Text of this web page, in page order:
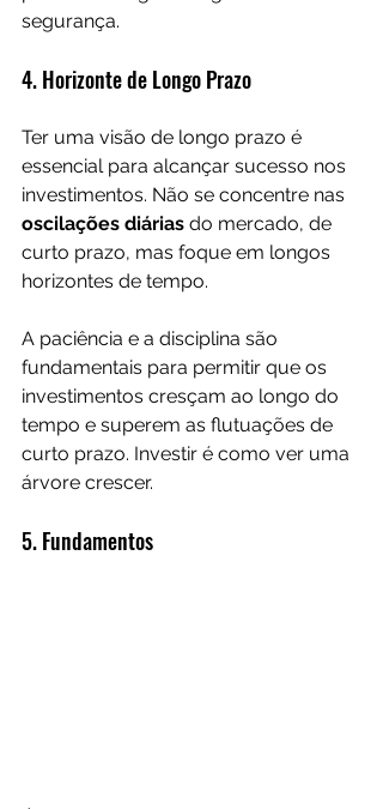
segurança.
4. Horizonte de Longo Prazo
Ter uma visão de longo prazo é
essencial para alcançar sucesso nos
investimentos. Não se concentre nas
oscilações diárias do mercado, de
curto prazo, mas foque em longos
horizontes de tempo.
A paciência e a disciplina são
fundamentais para permitir que os
investimentos cresçam ao longo do
tempo e superem as flutuações de
curto prazo. Investir é como ver uma
árvore crescer.
5. Fundamentos